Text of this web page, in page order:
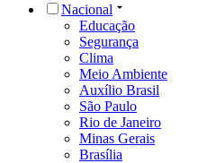
Nacional
Educação
Segurança
Clima
Meio Ambiente
Auxílio Brasil
São Paulo
Rio de Janeiro
Minas Gerais
Brasília